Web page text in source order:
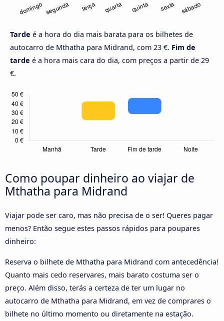
Tarde é a hora do dia mais barata para os bilhetes de
autocarro de Mthatha para Midrand, com 23 €. Fim de
tarde é a hora mais cara do dia, com preços a partir de 29
€.
Como poupar dinheiro ao viajar de
Mthatha para Midrand
Viajar pode ser caro, mas não precisa de o ser! Queres pagar
menos? Então segue estes passos rápidos para poupares
dinheiro:
Reserva o bilhete de Mthatha para Midrand com antecedência!
Quanto mais cedo reservares, mais barato costuma ser o
preço. Além disso, terás a certeza de ter um lugar no
autocarro de Mthatha para Midrand, em vez de comprares o
bilhete no último momento ou diretamente na estação.